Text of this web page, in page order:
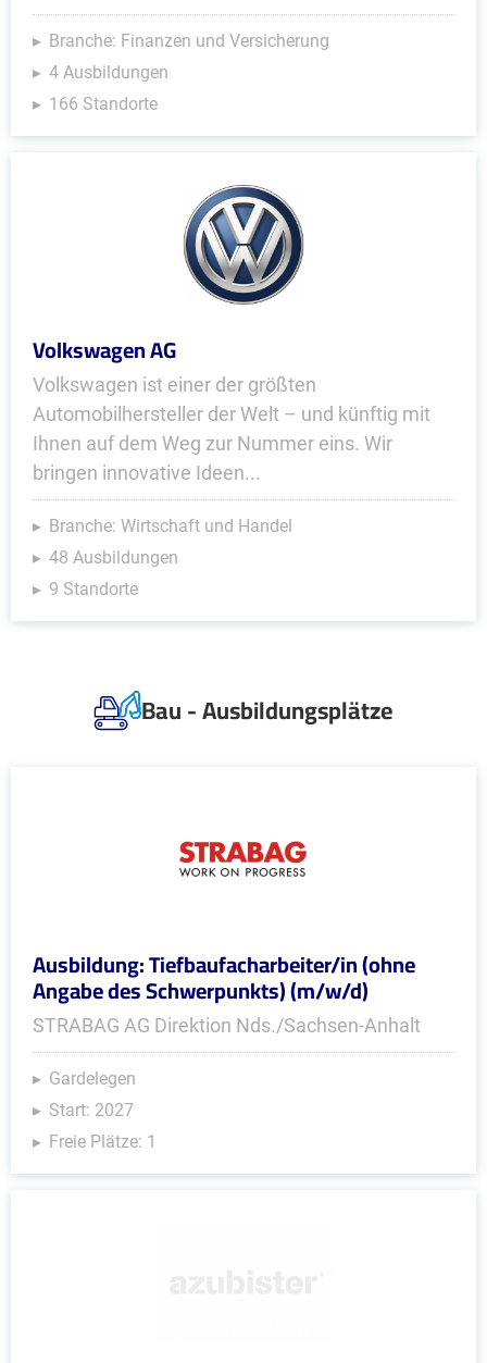
Branche: Finanzen und Versicherung
4 Ausbildungen
166 Standorte
Volkswagen AG
Volkswagen ist einer der größten
Automobilhersteller der Welt – und künftig mit
Ihnen auf dem Weg zur Nummer eins. Wir
bringen innovative Ideen...
Branche: Wirtschaft und Handel
48 Ausbildungen
9 Standorte
Bau - Ausbildungsplätze
Ausbildung: Tiefbaufacharbeiter/in (ohne
Angabe des Schwerpunkts) (m/w/d)
STRABAG AG Direktion Nds./Sachsen-Anhalt
Gardelegen
Start: 2027
Freie Plätze: 1